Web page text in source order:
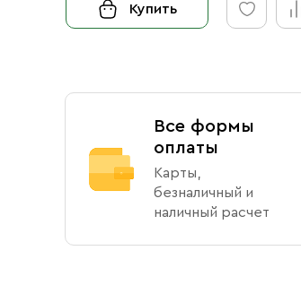
Купить
Все формы
оплаты
Карты,
безналичный и
наличный расчет